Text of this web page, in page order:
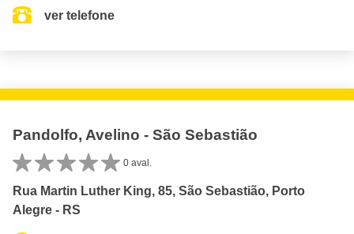
ver telefone
Pandolfo, Avelino - São Sebastião
0 aval.
Rua Martin Luther King, 85, São Sebastião, Porto
Alegre - RS